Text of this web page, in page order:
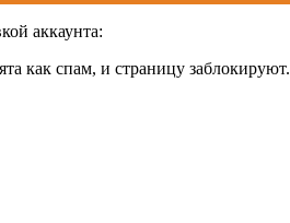
аккаунта:
как спам, и страницу заблокируют.